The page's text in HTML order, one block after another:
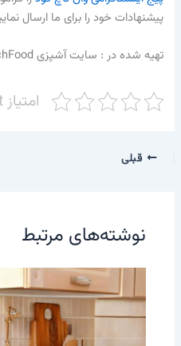
پیشنهادات خود را برای ما ارسال
تهیه شده در :‌ سایت آشپزی 1TouchFood
امتیاز post
قبلی
نوشته‌های مرتبط